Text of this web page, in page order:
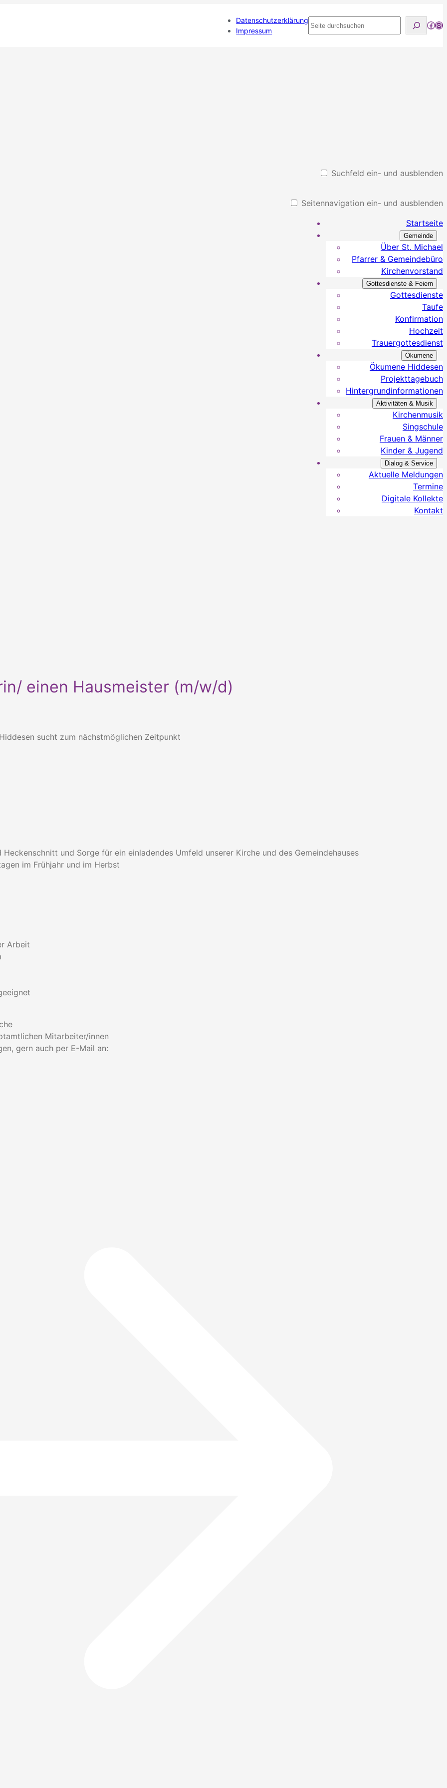
Datenschutzerklärung
Impressum
Seite
durchsuchen
Suchfeld ein- und ausblenden
Seitennavigation ein- und ausblenden
Startseite
Gemeinde
Über St. Michael
Pfarrer & Gemeindebüro
Kirchenvorstand
Gottesdienste & Feiern
Gottesdienste
Taufe
Konfirmation
Hochzeit
Trauergottesdienst
Ökumene
Ökumene Hiddesen
Projekttagebuch
Hintergrundinformationen
Aktivitäten & Musik
Kirchenmusik
Singschule
Frauen & Männer
Kinder & Jugend
Dialog & Service
Aktuelle Meldungen
Termine
Digitale Kollekte
Kontakt
einen Hausmeister (m/w/d)
sucht zum nächstmöglichen Zeitpunkt
und Sorge für ein einladendes Umfeld unserer Kirche und des Gemeindehauses
im Frühjahr und im Herbst
Arbeit
Mitarbeiter/innen
gern auch per E-Mail an: